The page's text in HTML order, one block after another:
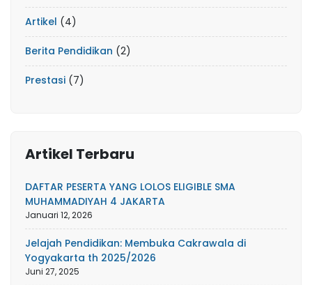
Artikel (4)
Berita Pendidikan (2)
Prestasi (7)
Artikel Terbaru
DAFTAR PESERTA YANG LOLOS ELIGIBLE SMA
MUHAMMADIYAH 4 JAKARTA
Januari 12, 2026
Jelajah Pendidikan: Membuka Cakrawala di
Yogyakarta th 2025/2026
Juni 27, 2025